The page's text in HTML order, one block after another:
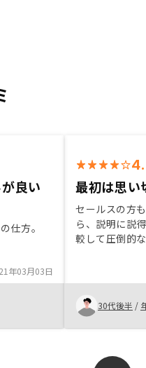
良い
仕方。
年03月03日
最初は思い
セールスの方
ら、説明に説
較して圧倒的
な手続きとな
30代後半 /